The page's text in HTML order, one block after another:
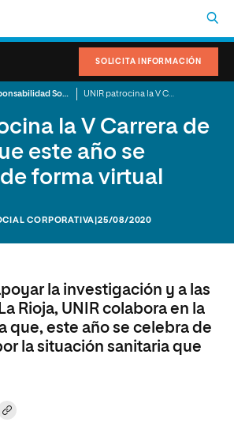
SOLICITA INFORMACIÓN
Responsabilidad Social Corporativa
la V Carrera de
este año se
forma virtual
CORPORATIVA |25/08/2020
la investigación y a las
Rioja, UNIR colabora en la
que, este año se celebra de
la situación sanitaria que